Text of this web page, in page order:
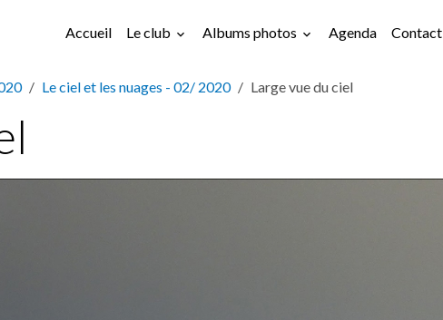
Accueil Le club Albums photos Agenda Contact
Le ciel et les nuages - 02/ 2020 Large vue du ciel